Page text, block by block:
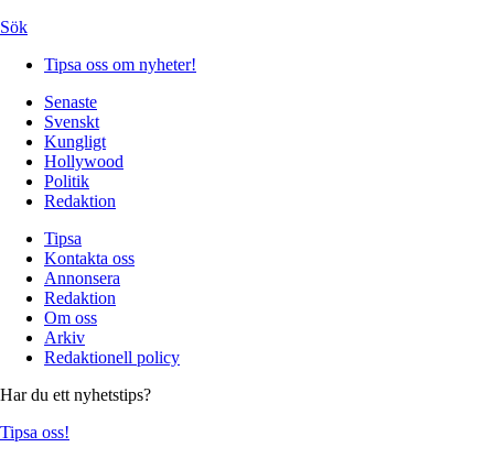
Sök
Tipsa oss om nyheter!
Senaste
Svenskt
Kungligt
Hollywood
Politik
Redaktion
Tipsa
Kontakta oss
Annonsera
Redaktion
Om oss
Arkiv
Redaktionell policy
Har du ett nyhetstips?
Tipsa oss!